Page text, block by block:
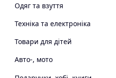
Одяг та взуття
Техніка та електроніка
Товари для дітей
Авто-, мото